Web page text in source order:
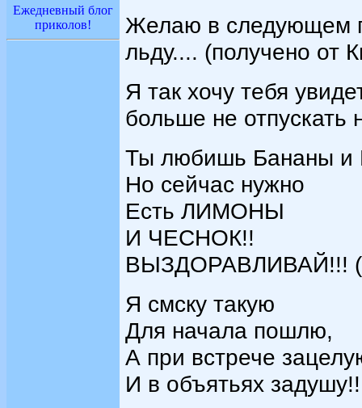
Ежедневный блог
приколов!
Желаю в следующем
льду.... (получено от
Я так хочу тебя
больше не отпускать
Ты любишь Бананы и
Но сейчас нужно
Есть ЛИМОНЫ
И ЧЕСНОК!!
ВЫЗДОРАВЛИВАЙ!!!
Я смску такую
Для начала пошлю,
А при встрече
И в объятьях